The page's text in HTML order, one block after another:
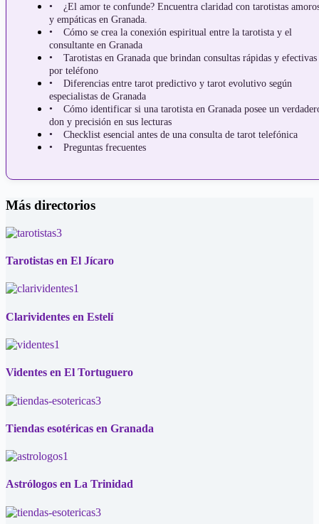
¿El amor te confunde? Encuentra claridad con tarotistas
y empáticas en Granada.
Cómo se crea la conexión espiritual entre la tarotista y el
consultante en Granada
Tarotistas en Granada que brindan consultas rápidas y efectivas
por teléfono
Diferencias entre tarot predictivo y tarot evolutivo según
especialistas de Granada
Cómo identificar si una tarotista en Granada posee un
don y precisión en sus lecturas
Checklist esencial antes de una consulta de tarot telefónica
Preguntas frecuentes
Más directorios
Tarotistas en El Jícaro
Clarividentes en Estelí
Videntes en El Tortuguero
Tiendas esotéricas en Granada
Astrólogos en La Trinidad